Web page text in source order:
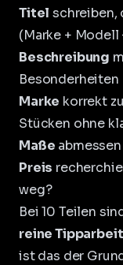
Titel schreiben,
(Marke + Modell
Beschreibung
Besonderheiten
Marke korrekt
Stücken ohne
Maße
Preis
weg?
Bei 10 Teilen
reine Tipparbeit
ist das der